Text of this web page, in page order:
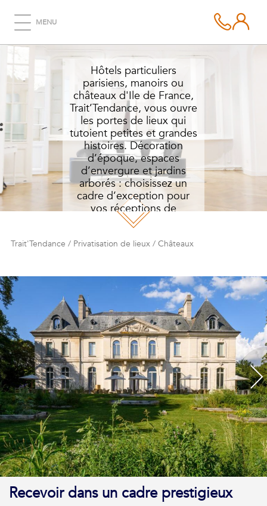
MENU
Hôtels particuliers
parisiens, manoirs ou
châteaux d'Ile de France,
Trait’Tendance, vous ouvre
les portes de lieux qui
tutoient petites et grandes
histoires. Décoration
d’époque, espaces
d’envergure et jardins
arborés : choisissez un
cadre d’exception pour
vos réceptions de
prestige.
Trait'Tendance / Privatisation de lieux / Châteaux
Recevoir dans un cadre prestigieux